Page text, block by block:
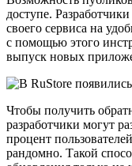
доступе.
своего сервиса на
с помощью этого
выпуск новых
Чтобы получить
разработчики могут
процент
рандомно. Такой